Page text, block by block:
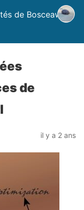
de Bosceawy
de
il y a 2 ans